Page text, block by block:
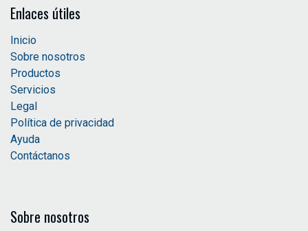
Enlaces útiles
Inicio
Sobre nosotros
Productos
Servicios
Legal
Política de privacidad
Ayuda
Contáctanos
Sobre nosotros